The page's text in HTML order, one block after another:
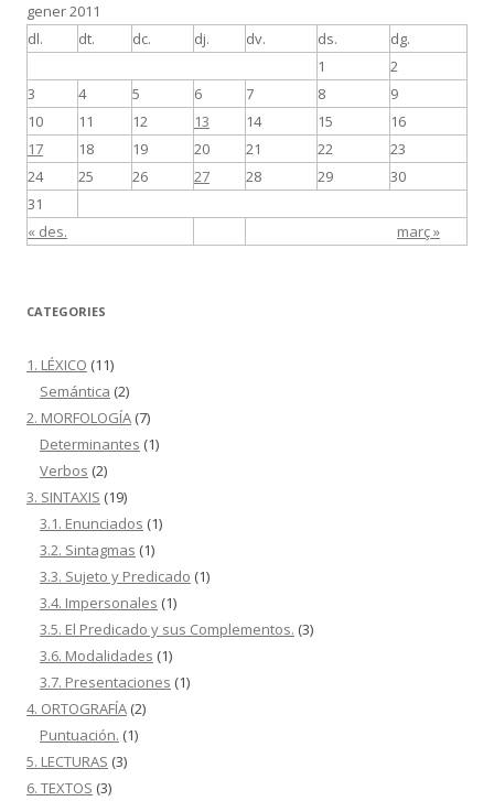
gener 2011
dl.
dt. dc. dj. dv. ds. dg.
« des. març »
1
2
3
4 5 6 7 8
9
10
11 12 13 14 15
16
17
18 19 20 21 22
23
24
25 26 27 28 29
30
31
CATEGORIES
1. LÉXICO (11)
Semántica (2)
2. MORFOLOGÍA (7)
Determinantes (1)
Verbos (2)
3. SINTAXIS (19)
3.1. Enunciados (1)
3.2. Sintagmas (1)
3.3. Sujeto y Predicado (1)
3.4. Impersonales (1)
3.5. El Predicado y sus Complementos. (3)
3.6. Modalidades (1)
3.7. Presentaciones (1)
4. ORTOGRAFÍA (2)
Puntuación. (1)
5. LECTURAS (3)
6. TEXTOS (3)